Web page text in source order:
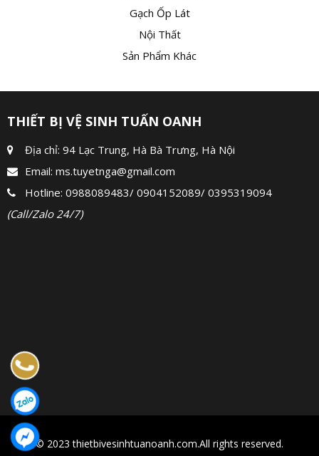
Gạch Ốp Lát
Nội Thất
Sản Phẩm Khác
THIẾT BỊ VỆ SINH TUẤN OANH
Địa chỉ: 94 Lạc Trung, Hà Bà Trưng, Hà Nội
Email: ms.tuyetnga@gmail.com
Hotline: 0988089483/ 0904152089/ 0395319094
(Call/Zalo 24/7)
© 2023 thietbivesinhtuanoanh.com.All rights reserved.